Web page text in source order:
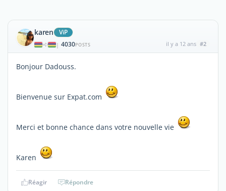
karen ViP
| 4030POSTS il y a 12 ans #2
Bonjour Dadouss.
Bienvenue sur Expat.com
Merci et bonne chance dans votre nouvelle vie
Karen
Réagir Répondre